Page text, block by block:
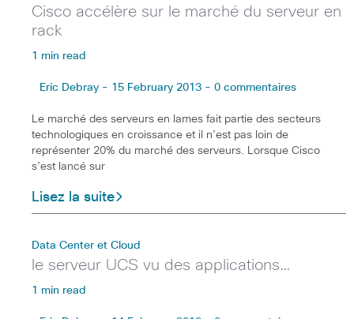
Cisco accélère sur le marché du serveur en
rack
1 min read
Eric Debray - 15 February 2013 - 0 commentaires
Le marché des serveurs en lames fait partie des secteurs
technologiques en croissance et il n’est pas loin de
représenter 20% du marché des serveurs. Lorsque Cisco
s’est lancé sur
Lisez la suite
Data Center et Cloud
le serveur UCS vu des applications…
1 min read